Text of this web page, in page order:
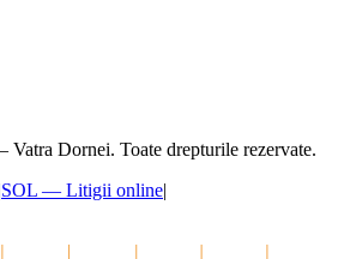
Dornei. Toate drepturile rezervate.
SOL — Litigii online|